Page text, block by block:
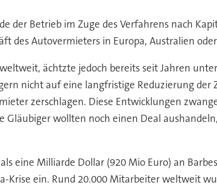
der Betrieb im Zuge des Verfahrens nach
des Autovermieters in Europa, Australien
ächtzte jedoch bereits seit Jahren
nicht auf eine langfristige Reduzierung
zerschlagen. Diese Entwicklungen
Gläubiger wollten noch einen Deal
eine Milliarde Dollar (920 Mio Euro) an
Krise ein. Rund 20.000 Mitarbeiter weltweit